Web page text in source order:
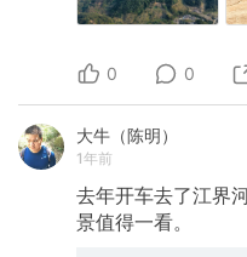
0 0
大牛（陈明）
1年前
去年开车去了江界
景值得一看。